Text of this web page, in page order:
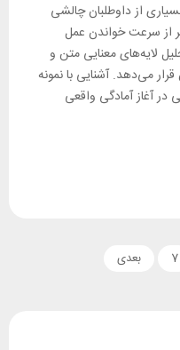
از داوطلبان چالشی
از سرعت خواندن عمل
لایه‌های معنایی متن و
می‌دهد. آشنایی با نمونه
آغاز آمادگی واقعی
7 بعدی